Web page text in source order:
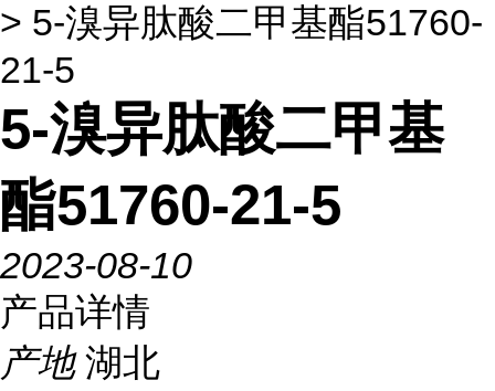
> 5-溴异肽酸二甲基酯51760-
21-5
5-溴异肽酸二甲基
酯51760-21-5
2023-08-10
产品详情
产地 湖北